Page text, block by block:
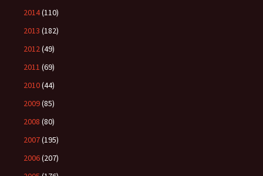
2014(110)
2013 (182)
2012(49)
2011 (69)
2010(44)
2009(85)
2008 (80)
2007(195)
2006(207)